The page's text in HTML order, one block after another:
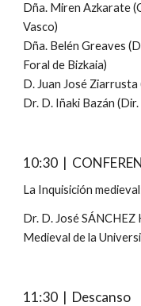
Dña. Miren Azkarate
Vasco)
Dña. Belén Greaves
Foral de Bizkaia)
D. Juan José
Dr. D. Iñaki Bazán
10:30  |
La Inquisición
Dr. D. José
Medieval de la
11:30  |  Descanso